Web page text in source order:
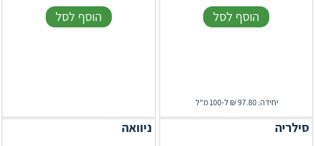
הוסף לסל
יחידה: 97.80 ₪ ל-100 מ"ל
הוסף לסל
סילריה ניוואה